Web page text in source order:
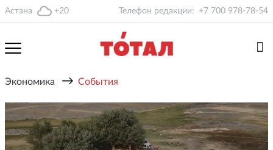
Астана +20 Телефон редакции: +7 700 978-78-54
Экономика → События